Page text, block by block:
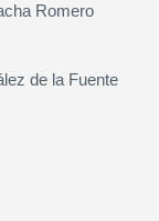
Romero
de la Fuente